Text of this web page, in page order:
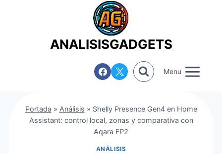
ANALISISGADGETS
Menu
Portada » Análisis » Shelly Presence Gen4 en Home
Assistant: control local, zonas y comparativa con
Aqara FP2
ANÁLISIS